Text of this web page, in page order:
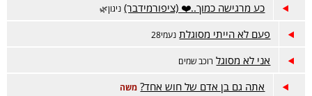
כע מרגישה כמוך..❤️ (ציפורמידבר) ניגון🌿
פעם לא הייתי מסוגלת נעמי28
אני לא מסוגל רוכב שמים
אתה גם בן אדם של חוש אחד? משה